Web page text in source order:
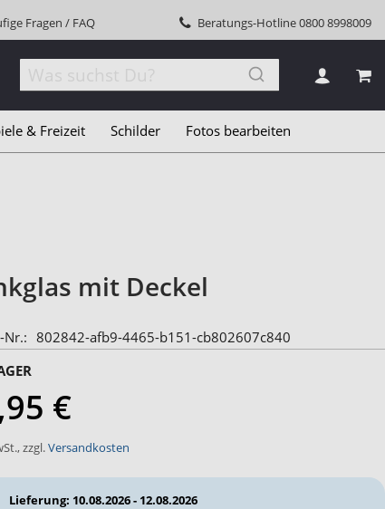
Fragen / FAQ Beratungs-Hotline0800 8998009
& Freizeit Schilder Fotos bearbeiten
mit Deckel
Nr.
802842-afb9-4465-b151-cb802607c840
€
,zzgl.Versandkosten
Lieferung: 10.08.2026 - 12.08.2026